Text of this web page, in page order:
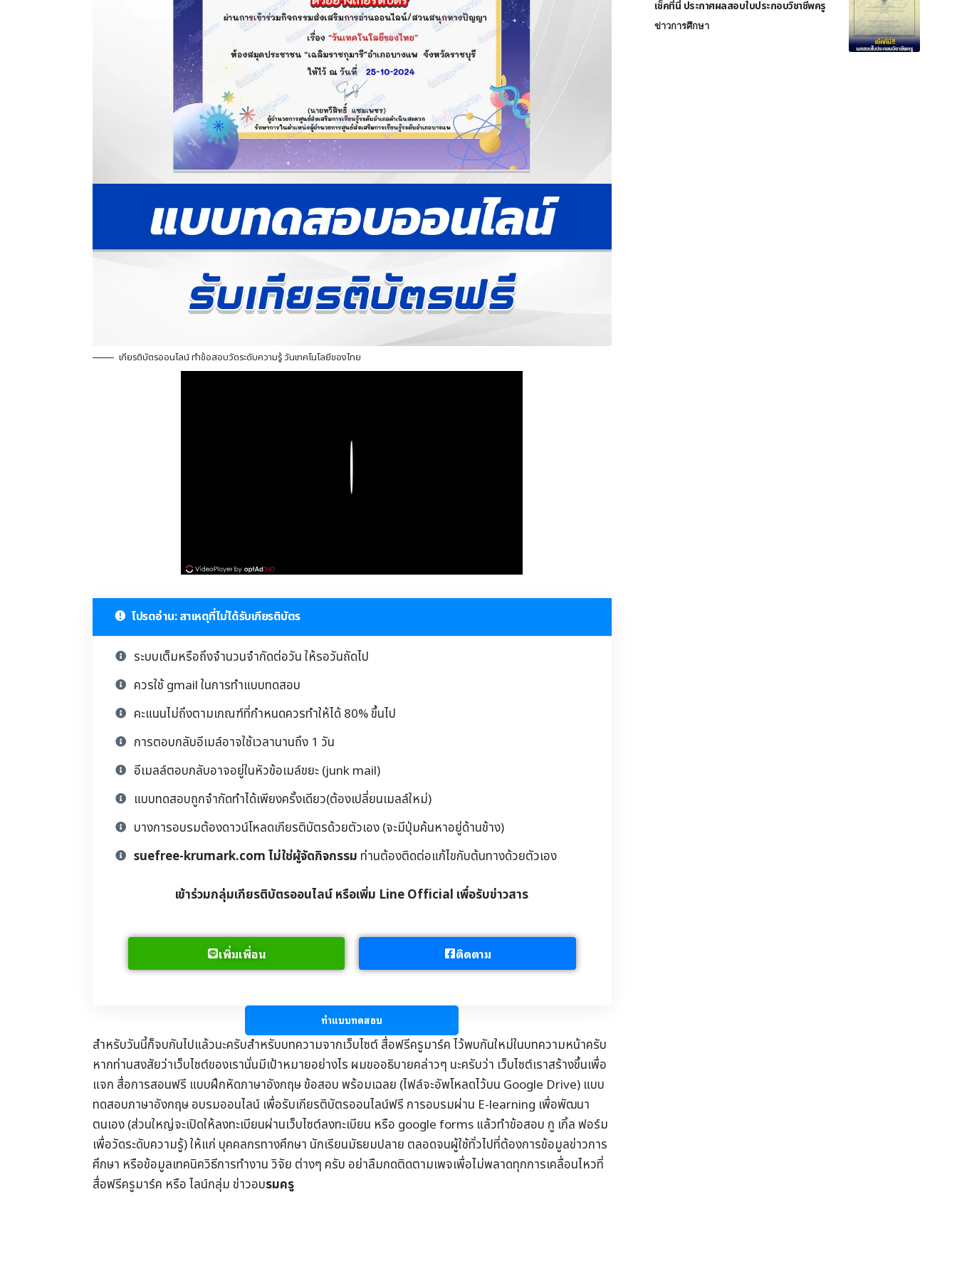
เกียรติบัตรออนไลน์ ทำข้อสอบวัดระดับความรู้ วันเทคโนโลยีของไทย
โปรดอ่าน: สาเหตุที่ไม่ได้รับเกียรติบัตร
ระบบเต็มหรือถึงจำนวนจำกัดต่อวัน ให้รอวันถัดไป
ควรใช้ gmail ในการทำแบบทดสอบ
คะแนนไม่ถึงตามเกณฑ์ที่กำหนดควรทำให้ได้ 80% ขึ้นไป
การตอบกลับอีเมล์อาจใช้เวลานานถึง 1 วัน
อีเมลล์ตอบกลับอาจอยู่ในหัวข้อเมล์ขยะ (junk mail)
แบบทดสอบถูกจำกัดทำได้เพียงครั้งเดียว(ต้องเปลี่ยนเมลล์ใหม่)
บางการอบรมต้องดาวน์โหลดเกียรติบัตรด้วยตัวเอง (จะมีปุ่มค้นหาอยู่ด้านข้าง)
suefree-krumark.com ไม่ใช่ผู้จัดกิจกรรม ท่านต้องติดต่อแก้ไขกับต้นทางด้วยตัวเอง
เข้าร่วมกลุ่มเกียรติบัตรออนไลน์ หรือเพิ่ม Line Official เพื่อรับข่าวสาร
เพิ่มเพื่อน ติดตาม
ทำแบบทดสอบ
สำหรับวันนี้ก็จบกันไปแล้วนะครับสำหรับบทความจากเว็บไซต์สื่อฟรีครูมาร์คไว้พบกันใหม่ในบทความหน้าครับ
หากท่านสงสัยว่าเว็บไซต์ของเรานั่นมีเป้าหมายอย่างไร ผมขออธิบายคล่าวๆ นะครับว่า เว็บไซต์เราสร้างขึ้นเพื่อ
แจก สื่อการสอนฟรี แบบฝึกหัดภาษาอังกฤษข้อสอบพร้อมเฉลย (ไฟล์จะอัพโหลดไว้บน Google Drive) แบบ
ทดสอบภาษาอังกฤษอบรมออนไลน์ เพื่อรับเกียรติบัตรออนไลน์ฟรี การอบรมผ่าน E-learning เพื่อพัฒนา
ตนเอง (ส่วนใหญ่จะเปิดให้ลงทะเบียนผ่านเว็บไซต์ลงทะเบียน หรือ google forms แล้วทำข้อสอบ กู เกิ้ล ฟอร์ม
เพื่อวัดระดับความรู้) ให้แก่ บุคคลกรทางศึกษา นักเรียนมัธยมปลาย ตลอดจนผู้ใช้ทั่วไปที่ต้องการข้อมูลข่าวการ
ศึกษา หรือข้อมูลเทคนิควิธีการทำงาน วิจัย ต่างๆ ครับ อย่าลืมกดติดตามเพจเพื่อไม่พลาดทุกการเคลื่อนไหวที่
สื่อฟรีครูมาร์ค หรือ ไลน์กลุ่มข่าวอบรมครู
เช็คที่นี่ ประกาศผลสอบใบประกอบวิชาชีพครู
ข่าวการศึกษา